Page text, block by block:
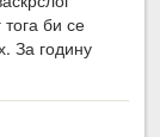
би се
За годину